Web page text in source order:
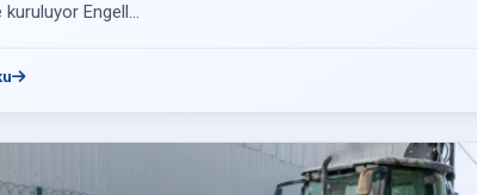
kuruluyor Engell...